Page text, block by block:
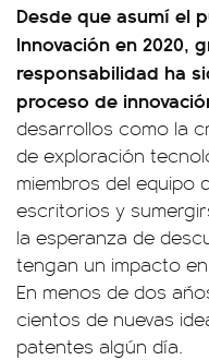
Desde que asumí el
Innovación en 2020,
responsabilidad ha
proceso de
desarrollos como la
de exploración
miembros del equipo
escritorios y
la esperanza de
tengan un impacto
En menos de dos
cientos de nuevas
patentes algún día.